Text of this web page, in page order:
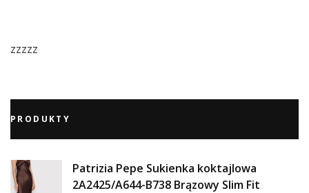
zzzzz
PRODUKTY
Patrizia Pepe Sukienka koktajlowa
2A2425/A644-B738 Brązowy Slim Fit